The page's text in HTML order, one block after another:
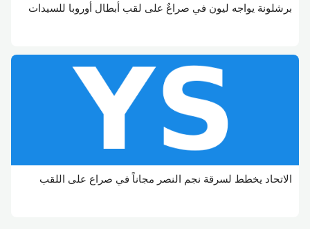
برشلونة يواجه ليون في صراعٌ على لقب أبطال أوروبا للسيدات
الاتحاد يخطط لسرقة نجم النصر مجاناً في صراع على اللقب